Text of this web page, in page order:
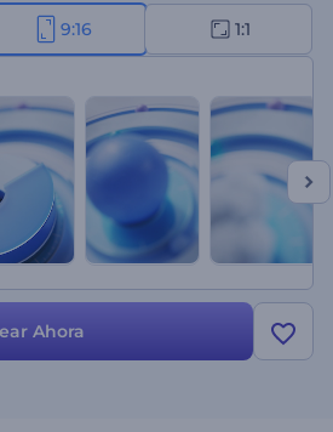
que hacen que tu contenido de
a nivel internacional. Escoge la
de noticias que haces, añade tu logo,
tendrás un inicio de noticias
la multitud. ¡Créalo ahora mismo!
9:16 1:1
Ahora